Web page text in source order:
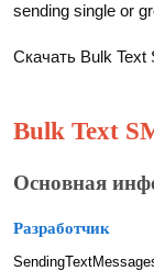
sending single or
Скачать Bulk Text
Bulk Text
Основная
Разработчик